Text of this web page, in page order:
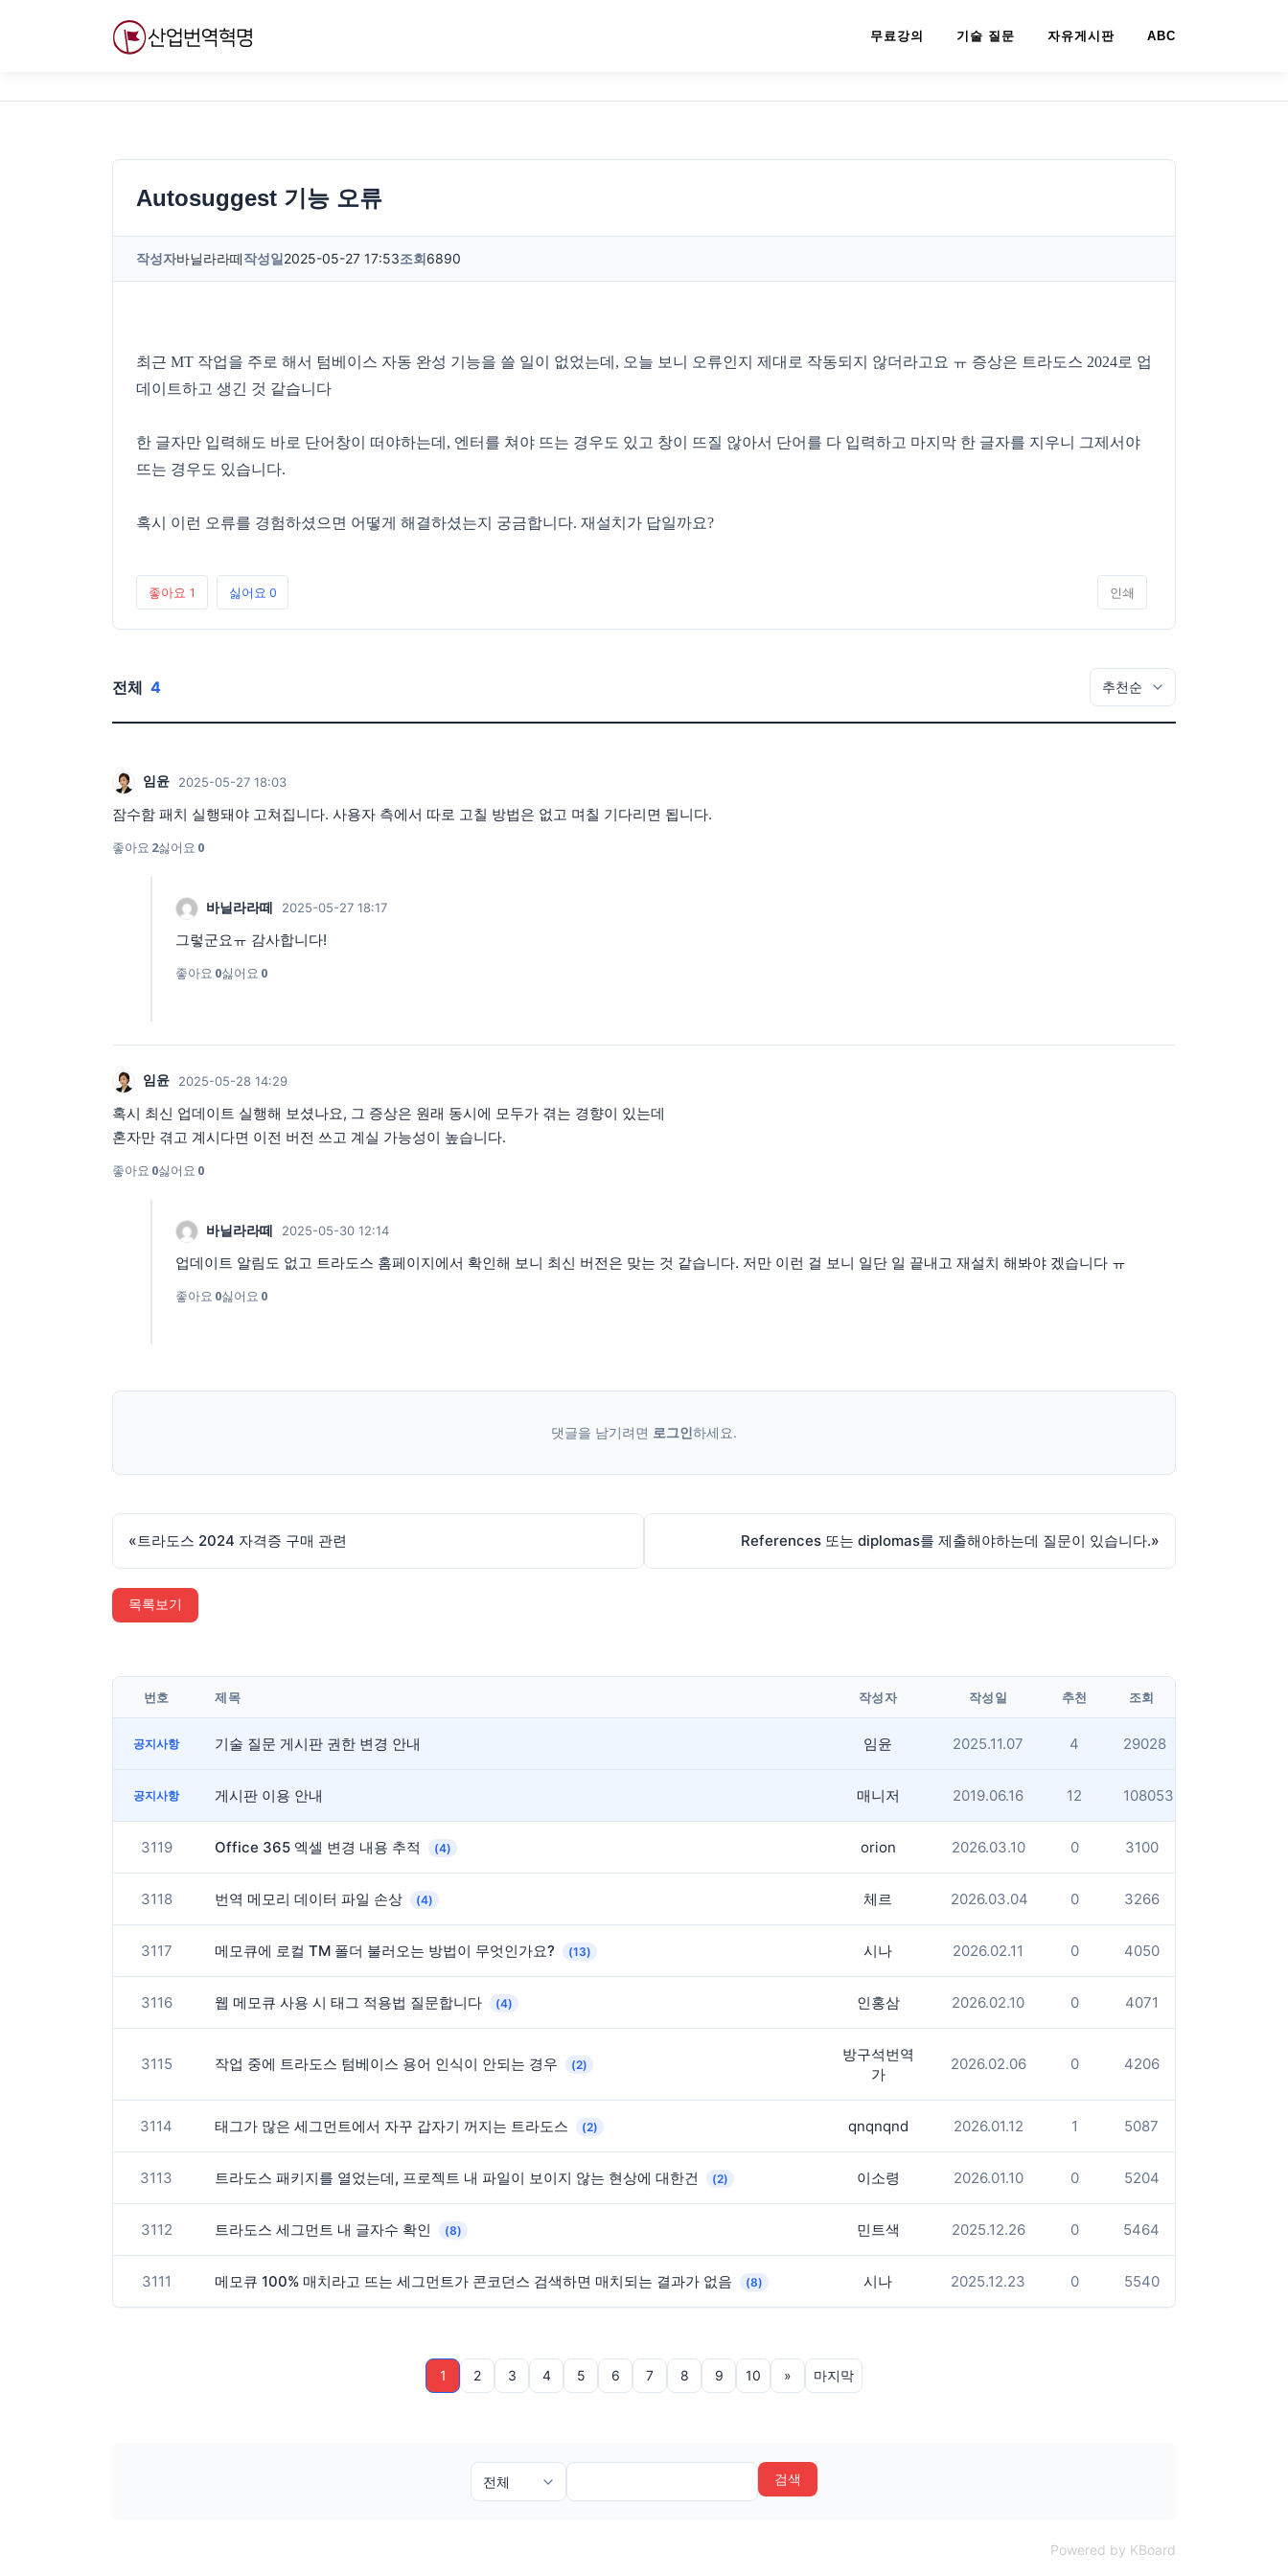
무료강의 기술 질문 자유게시판 ABC
Autosuggest 기능 오류
작성자바닐라라떼작성일2025-05-27 17:53조회6890
최근 MT 작업을 주로 해서 텀베이스 자동 완성 기능을 쓸 일이 없었는데, 오늘 보니 오류인지 제대로 작동되지 않더라고요 ㅠ 증상은 트라도스 2024로 업
데이트하고 생긴 것 같습니다
한 글자만 입력해도 바로 단어창이 떠야하는데, 엔터를 쳐야 뜨는 경우도 있고 창이 뜨질 않아서 단어를 다 입력하고 마지막 한 글자를 지우니 그제서야
뜨는 경우도 있습니다.
혹시 이런 오류를 경험하셨으면 어떻게 해결하셨는지 궁금합니다. 재설치가 답일까요?
좋아요 1 싫어요 0 인쇄
전체 4
임윤 2025-05-27 18:03
잠수함 패치 실행돼야 고쳐집니다. 사용자 측에서 따로 고칠 방법은 없고 며칠 기다리면 됩니다.
좋아요 2싫어요 0
바닐라라떼 2025-05-27 18:17
그렇군요ㅠ 감사합니다!
좋아요 0싫어요 0
임윤 2025-05-28 14:29
혹시 최신 업데이트 실행해 보셨나요, 그 증상은 원래 동시에 모두가 겪는 경향이 있는데
혼자만 겪고 계시다면 이전 버전 쓰고 계실 가능성이 높습니다.
좋아요 0싫어요 0
바닐라라떼 2025-05-30 12:14
업데이트 알림도 없고 트라도스 홈페이지에서 확인해 보니 최신 버전은 맞는 것 같습니다. 저만 이런 걸 보니 일단 일 끝내고 재설치 해봐야 겠습니다 ㅠ
좋아요 0싫어요 0
댓글을 남기려면 로그인하세요.
«트라도스 2024 자격증 구매 관련 References 또는 diplomas를 제출해야하는데 질문이 있습니다.»
목록보기
번호 제목 작성자 작성일 추천 조회
공지사항 기술 질문 게시판 권한 변경 안내 임윤 2025.11.07 4 29028
공지사항 게시판 이용 안내 매니저 2019.06.16 12 108053
3119 Office 365 엑셀 변경 내용 추적 (4) orion 2026.03.10 0 3100
3118 번역 메모리 데이터 파일 손상 (4) 체르 2026.03.04 0 3266
3117 메모큐에 로컬 TM 폴더 불러오는 방법이 무엇인가요? (13) 시나 2026.02.11 0 4050
3116 웹 메모큐 사용 시 태그 적용법 질문합니다 (4) 인홍삼 2026.02.10 0 4071
3115 작업 중에 트라도스 텀베이스 용어 인식이 안되는 경우 (2)
방구석번역
가
2026.02.06 0 4206
3114 태그가 많은 세그먼트에서 자꾸 갑자기 꺼지는 트라도스 (2) qnqnqnd 2026.01.12 1 5087
3113 트라도스 패키지를 열었는데, 프로젝트 내 파일이 보이지 않는 현상에 대한건 (2) 이소령 2026.01.10 0 5204
3112 트라도스 세그먼트 내 글자수 확인 (8) 민트색 2025.12.26 0 5464
3111 메모큐 100% 매치라고 뜨는 세그먼트가 콘코던스 검색하면 매치되는 결과가 없음 (8) 시나 2025.12.23 0 5540
1 2 3 4 5 6 7 8 9 10 » 마지막
검색
Powered by KBoard